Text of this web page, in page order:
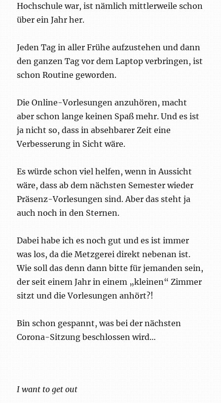
Hochschule war, ist nämlich mittlerweile schon
über ein Jahr her.
Jeden Tag in aller Frühe aufzustehen und dann
den ganzen Tag vor dem Laptop verbringen, ist
schon Routine geworden.
Die Online-Vorlesungen anzuhören, macht
aber schon lange keinen Spaß mehr. Und es ist
ja nicht so, dass in absehbarer Zeit eine
Verbesserung in Sicht wäre.
Es würde schon viel helfen, wenn in Aussicht
wäre, dass ab dem nächsten Semester wieder
Präsenz-Vorlesungen sind. Aber das steht ja
auch noch in den Sternen.
Dabei habe ich es noch gut und es ist immer
was los, da die Metzgerei direkt nebenan ist.
Wie soll das denn dann bitte für jemanden sein,
der seit einem Jahr in einem „kleinen“ Zimmer
sitzt und die Vorlesungen anhört?!
Bin schon gespannt, was bei der nächsten
Corona-Sitzung beschlossen wird…
I want to get out